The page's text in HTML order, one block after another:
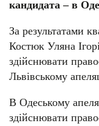
кандидата – в
За результатами
Костюк Уляна
здійснювати
Львівському
В Одеському
здійснювати